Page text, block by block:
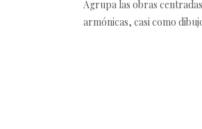
Agrupa las obras
armónicas, casi como